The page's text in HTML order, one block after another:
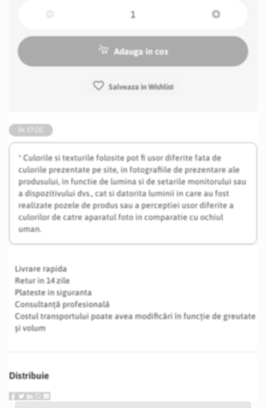
* Culorile si texturile folosite pot fi usor diferite fata de
culorile prezentate pe site, in fotografiile de prezentare ale
produsului, in functie de lumina si de setarile monitorului sau
a dispozitivului dvs., cat si datorita luminii in care au fost
realizate pozele de produs sau a perceptiei usor diferite a
culorilor de catre aparatul foto in comparatie cu ochiul
uman.
Livrare rapida
Retur in 14 zile
Plateste in siguranta
Consultanță profesională
Costul transportului poate avea modificări în funcție de greutate
și volum
Distribuie
Adauga in cos
Salveaza in Wishlist